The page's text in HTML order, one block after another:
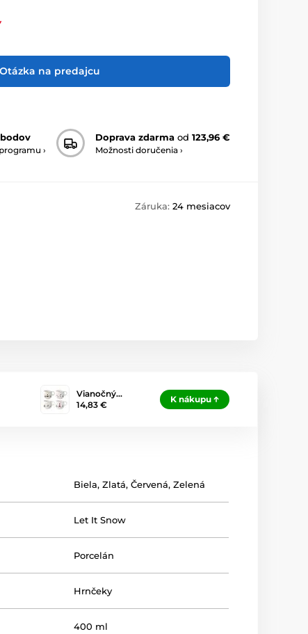
Otázka na predajcu
›
Doprava zdarma od 123,96 €
Možnosti doručenia ›
Záruka: 24 mesiacov
Vianočný…
14,83 €
K nákupu
Biela,Zlatá,Červená,Zelená
Let It Snow
Porcelán
Hrnčeky
400 ml